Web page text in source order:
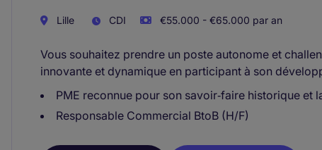
Lille CDI €55.000 - €65.000 par an
Vous souhaitez prendre un poste autonome et
innovante et dynamique en participant à son
PME reconnue pour son savoir‑faire historique et
Responsable Commercial BtoB (H/F)